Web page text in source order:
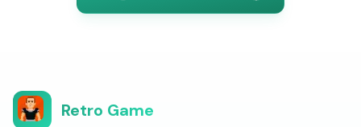
Retro Game